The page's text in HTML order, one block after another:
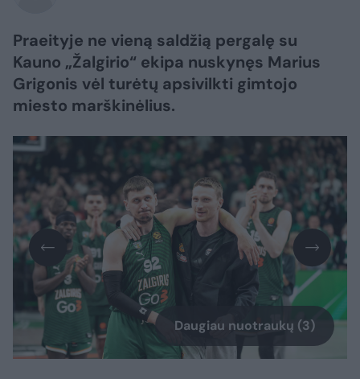
Praeityje ne vieną saldžią pergalę su
Kauno „Žalgirio“ ekipa nuskynęs Marius
Grigonis vėl turėtų apsivilkti gimtojo
miesto marškinėlius.
Daugiau nuotraukų (3)